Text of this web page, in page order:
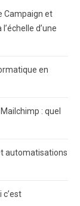
Campaign et
d’une
en
: quel
automatisations